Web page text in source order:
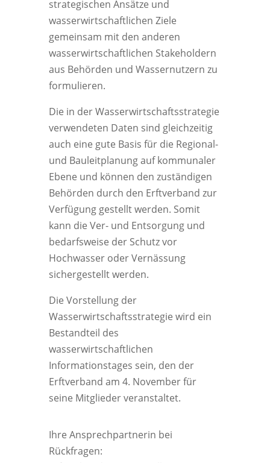
strategischen Ansätze und
wasserwirtschaftlichen Ziele
gemeinsam mit den anderen
wasserwirtschaftlichen Stakeholdern
aus Behörden und Wassernutzern zu
formulieren.
Die in der Wasserwirtschaftsstrategie
verwendeten Daten sind gleichzeitig
auch eine gute Basis für die Regional-
und Bauleitplanung auf kommunaler
Ebene und können den zuständigen
Behörden durch den Erftverband zur
Verfügung gestellt werden. Somit
kann die Ver- und Entsorgung und
bedarfsweise der Schutz vor
Hochwasser oder Vernässung
sichergestellt werden.
Die Vorstellung der
Wasserwirtschaftsstrategie wird ein
Bestandteil des
wasserwirtschaftlichen
Informationstages sein, den der
Erftverband am 4. November für
seine Mitglieder veranstaltet.
Ihre Ansprechpartnerin bei
Rückfragen: